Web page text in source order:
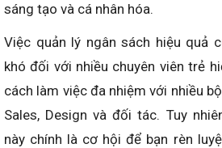
sáng tạo và cá nhân hóa.
Việc quản lý ngân sách hiệu quả
khó đối với nhiều chuyên viên trẻ
cách làm việc đa nhiệm với nhiều
Sales, Design và đối tác. Tuy
này chính là cơ hội để bạn rèn